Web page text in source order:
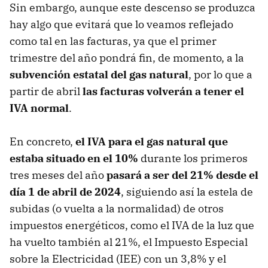
Sin embargo, aunque este descenso se produzca
hay algo que evitará que lo veamos reflejado
como tal en las facturas, ya que el primer
trimestre del año pondrá fin, de momento, a la
subvención estatal del gas natural, por lo que a
partir de abrillas facturas volverán a tener el
IVA normal.
En concreto, el IVApara el gas natural que
estaba situado en el 10% durante los primeros
tres meses del añopasará a ser del 21% desde el
día 1 de abril de 2024, siguiendo así la estela de
subidas (o vuelta a la normalidad) de otros
impuestos energéticos, como el IVA de la luz que
ha vuelto también al 21%, el Impuesto Especial
sobre la Electricidad (IEE) con un 3,8% y el